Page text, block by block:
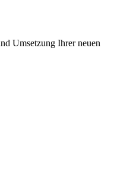
Umsetzung Ihrer neuen